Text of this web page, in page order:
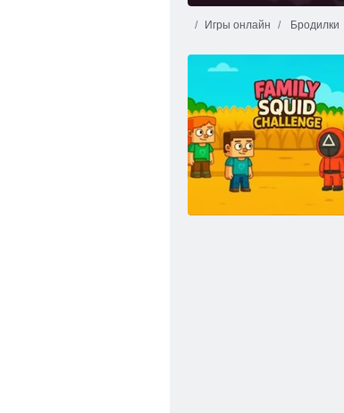
Действие ниндзя 2
Игры онлайн Бродилки